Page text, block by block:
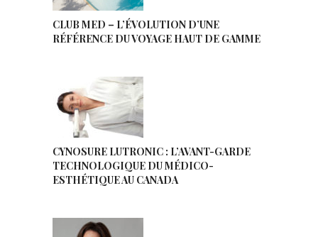
CLUB MED – L’ÉVOLUTION D’UNE
RÉFÉRENCE DU VOYAGE HAUT DE GAMME
CYNOSURE LUTRONIC : L’AVANT-GARDE
TECHNOLOGIQUE DU MÉDICO-
ESTHÉTIQUE AU CANADA